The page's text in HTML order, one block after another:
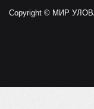
Copyright © МИР